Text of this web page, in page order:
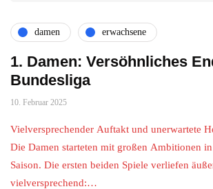
damen erwachsene
1. Damen: Versöhnliches
Bundesliga
10. Februar 2025
Vielversprechender Auftakt und unerwartete
Die Damen starteten mit großen Ambitionen
Saison. Die ersten beiden Spiele verliefen
vielversprechend:…